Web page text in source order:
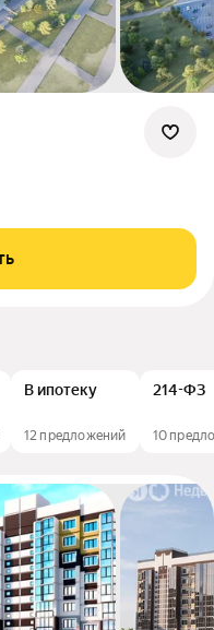
В ипотеку
12 предложений
214-ФЗ
10